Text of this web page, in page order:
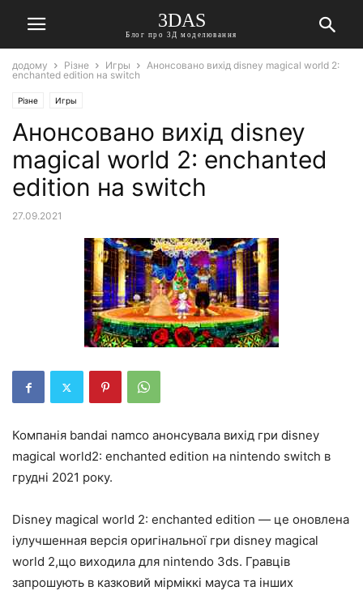
3DAS
Блог про 3Д моделювання
додому Різне Игры
Анонсовано вихід disney magical world 2:
enchanted edition на switch
Різне Игры
Анонсовано вихід disney
magical world 2: enchanted
edition на switch
27.09.2021
Компанія bandai namco анонсувала вихід гри disney
magical world2: enchanted edition на nintendo switch в
грудні 2021 року.
Disney magical world 2: enchanted edition — це оновлена
іулучшенная версія оригінальної гри disney magical
world 2,що виходила для nintendo 3ds. Гравців
запрошують в казковий мірміккі мауса та інших